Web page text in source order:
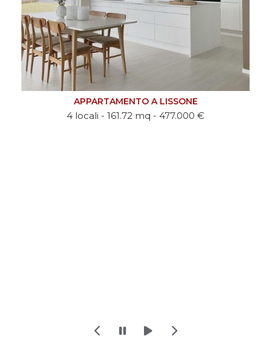
APPARTAMENTO A LISSONE
4 locali - 161.72 mq - 477.000 €